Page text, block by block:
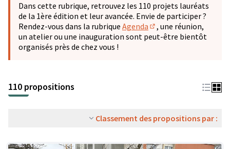
−
Dans cette rubrique, retrouvez les 110 projets lauréats
de la 1ère édition et leur avancée. Envie de participer ?
Rendez-vous dans la rubrique Agenda
(S'ouvre dans un
, une réunion,
un atelier ou une inauguration sont peut-être bientôt
organisés près de chez vous !
110 propositions
Classement des propositions par :